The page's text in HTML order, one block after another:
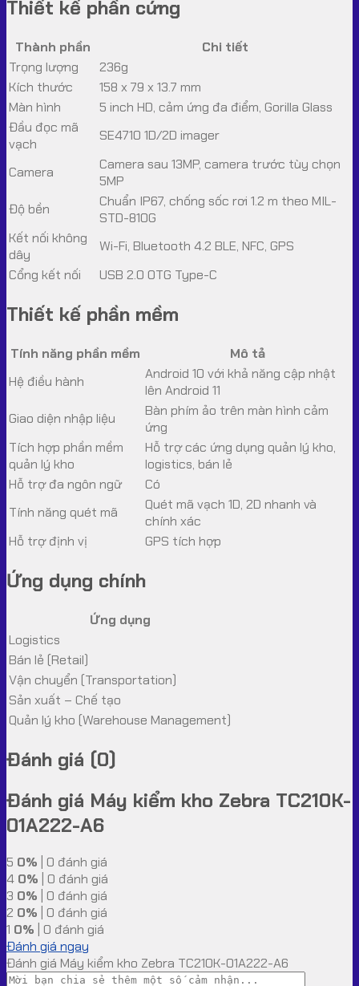
Thiết kế phần cứng
Thành phần
Chi tiết
Trọng lượng
236g
Kích thước
158 x 79 x 13.7 mm
Màn hình
5 inch HD, cảm ứng đa điểm, Gorilla Glass
Đầu đọc mã
vạch
SE4710 1D/2D imager
Camera
Camera sau 13MP, camera trước tùy chọn
5MP
Độ bền
Chuẩn IP67, chống sốc rơi 1.2 m theo MIL-
STD-810G
Kết nối không
dây
Wi-Fi, Bluetooth 4.2 BLE, NFC, GPS
Cổng kết nối
USB 2.0 OTG Type-C
Thiết kế phần mềm
Tính năng phần mềm
Mô tả
Hệ điều hành
Android 10 với khả năng cập nhật
lên Android 11
Giao diện nhập liệu
Bàn phím ảo trên màn hình cảm
ứng
Tích hợp phần mềm
quản lý kho
Hỗ trợ các ứng dụng quản lý kho,
logistics, bán lẻ
Hỗ trợ đa ngôn ngữ
Có
Tính năng quét mã
Quét mã vạch 1D, 2D nhanh và
chính xác
Hỗ trợ định vị
GPS tích hợp
Ứng dụng chính
Ứng dụng
Logistics
Bán lẻ (Retail)
Vận chuyển (Transportation)
Sản xuất – Chế tạo
Quản lý kho (Warehouse Management)
Đánh giá (0)
Đánh giá Máy kiểm kho Zebra TC210K-
01A222-A6
5 0% | 0 đánh giá
4 0% | 0 đánh giá
3 0% | 0 đánh giá
2 0% | 0 đánh giá
1 0% | 0 đánh giá
Đánh giá ngay
Đánh giá Máy kiểm kho Zebra TC210K-01A222-A6